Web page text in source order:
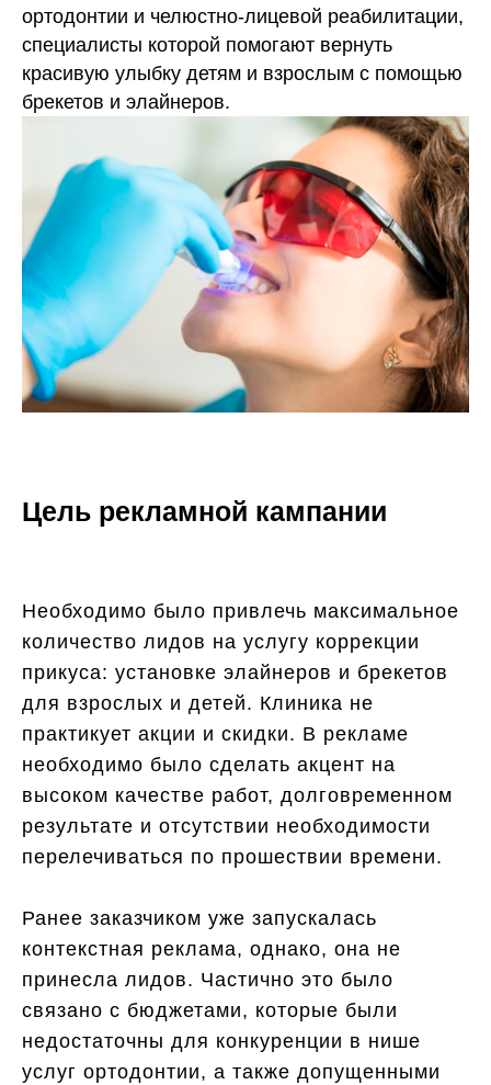
ортодонтии и челюстно-лицевой реабилитации,
специалисты которой помогают вернуть
красивую улыбку детям и взрослым с помощью
брекетов и элайнеров.
Цель рекламной кампании
Необходимо было привлечь максимальное
количество лидов на услугу коррекции
прикуса: установке элайнеров и брекетов
для взрослых и детей. Клиника не
практикует акции и скидки. В рекламе
необходимо было сделать акцент на
высоком качестве работ, долговременном
результате и отсутствии необходимости
перелечиваться по прошествии времени.
Ранее заказчиком уже запускалась
контекстная реклама, однако, она не
принесла лидов. Частично это было
связано с бюджетами, которые были
недостаточны для конкуренции в нише
услуг ортодонтии, а также допущенными